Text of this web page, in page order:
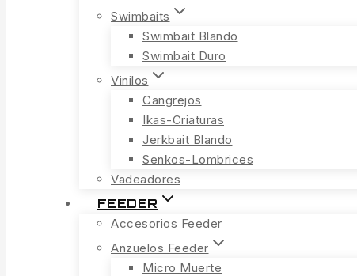
Swimbaits
Swimbait Blando
Swimbait Duro
Vinilos
Cangrejos
Ikas-Criaturas
Jerkbait Blando
Senkos-Lombrices
Vadeadores
FEEDER
Accesorios Feeder
Anzuelos Feeder
Micro Muerte